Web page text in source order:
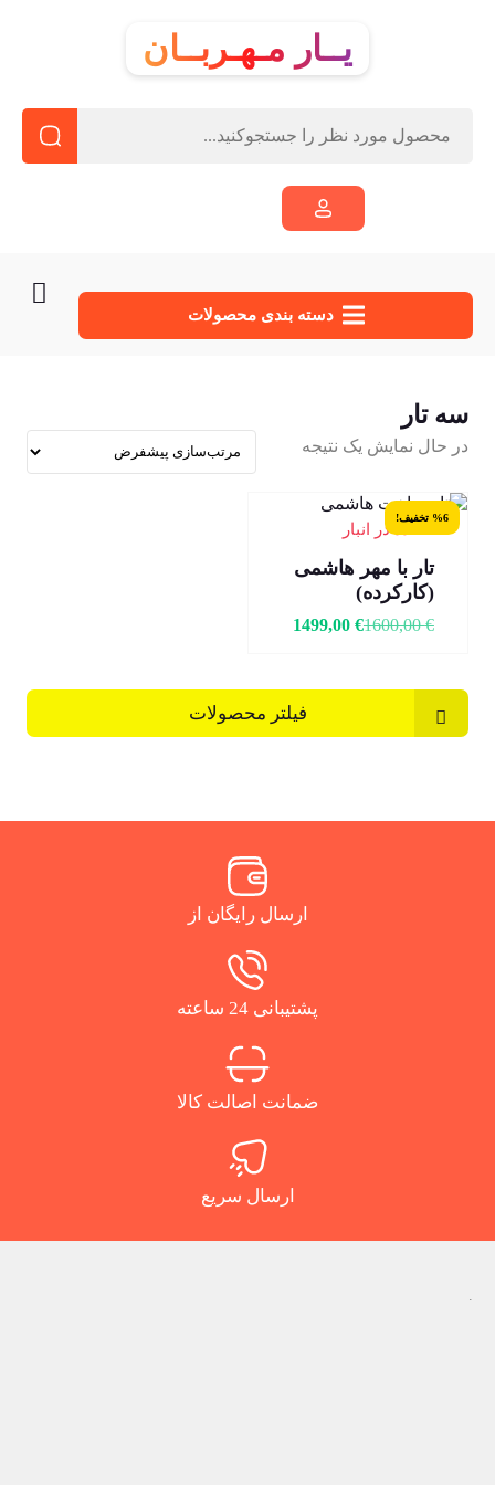
یــار مـهـربــان
دسته‌ بندی محصولات
سه تار
در حال نمایش یک نتیجه
%6 تخفیف!
تار با مهر هاشمی
(کارکرده)
1600,00€
1499,00 €
فیلتر محصولات
ارسال رایگان از
پشتیبانی 24 ساعته
ضمانت اصالت کالا
ارسال سریع
.